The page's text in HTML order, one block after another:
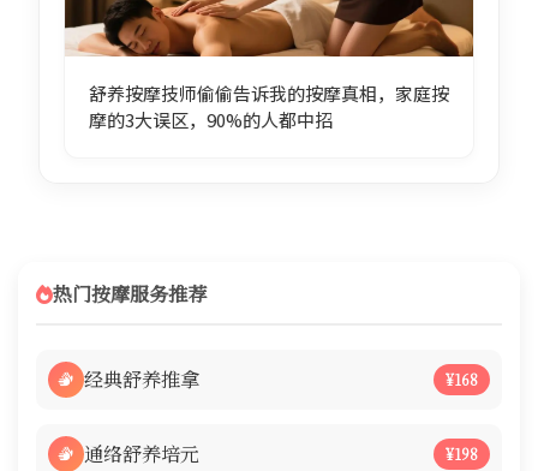
舒养按摩技师偷偷告诉我的按摩真相，家庭按
摩的3大误区，90%的人都中招
热门按摩服务推荐
经典舒养推拿 ¥168
通络舒养培元 ¥198